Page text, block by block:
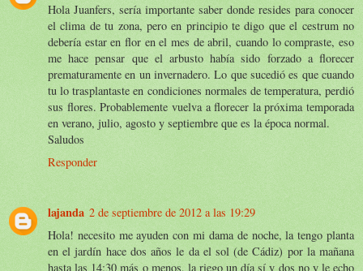
Hola Juanfers, sería importante saber donde resides para conocer
el clima de tu zona, pero en principio te digo que el cestrum no
debería estar en flor en el mes de abril, cuando lo compraste, eso
me hace pensar que el arbusto había sido forzado a florecer
prematuramente en un invernadero. Lo que sucedió es que cuando
tu lo trasplantaste en condiciones normales de temperatura, perdió
sus flores. Probablemente vuelva a florecer la próxima temporada
en verano, julio, agosto y septiembre que es la época normal.
Saludos
Responder
lajanda 2 de septiembre de 2012 a las 19:29
Hola! necesito me ayuden con mi dama de noche, la tengo planta
en el jardín hace dos años le da el sol (de Cádiz) por la mañana
hasta las 14:30 más o menos, la riego un día sí y dos no y le echo